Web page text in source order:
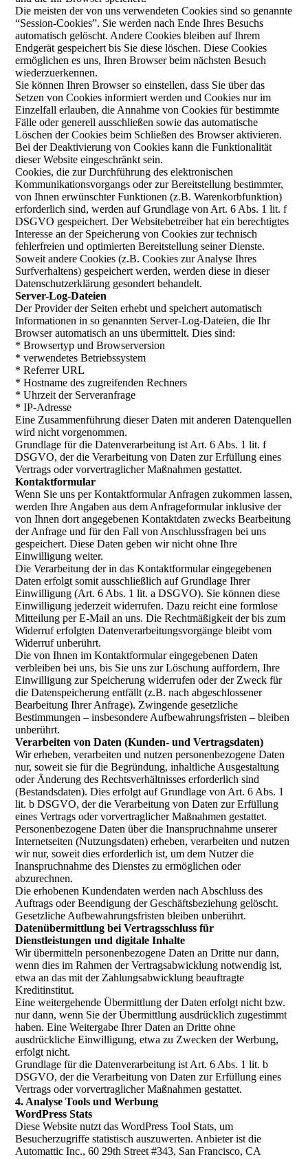
Die meisten der von uns verwendeten Cookies sind so genannte
“Session-Cookies”. Sie werden nach Ende Ihres Besuchs
automatisch gelöscht. Andere Cookies bleiben auf Ihrem
Endgerät gespeichert bis Sie diese löschen. Diese Cookies
ermöglichen es uns, Ihren Browser beim nächsten Besuch
wiederzuerkennen.
Sie können Ihren Browser so einstellen, dass Sie über das
Setzen von Cookies informiert werden und Cookies nur im
Einzelfall erlauben, die Annahme von Cookies für bestimmte
Fälle oder generell ausschließen sowie das automatische
Löschen der Cookies beim Schließen des Browser aktivieren.
Bei der Deaktivierung von Cookies kann die Funktionalität
dieser Website eingeschränkt sein.
Cookies, die zur Durchführung des elektronischen
Kommunikationsvorgangs oder zur Bereitstellung bestimmter,
von Ihnen erwünschter Funktionen (z.B. Warenkorbfunktion)
erforderlich sind, werden auf Grundlage von Art. 6 Abs. 1 lit. f
DSGVO gespeichert. Der Websitebetreiber hat ein berechtigtes
Interesse an der Speicherung von Cookies zur technisch
fehlerfreien und optimierten Bereitstellung seiner Dienste.
Soweit andere Cookies (z.B. Cookies zur Analyse Ihres
Surfverhaltens) gespeichert werden, werden diese in dieser
Datenschutzerklärung gesondert behandelt.
Server-Log-Dateien
Der Provider der Seiten erhebt und speichert automatisch
Informationen in so genannten Server-Log-Dateien, die Ihr
Browser automatisch an uns übermittelt. Dies sind:
* Browsertyp und Browserversion
* verwendetes Betriebssystem
* Referrer URL
* Hostname des zugreifenden Rechners
* Uhrzeit der Serveranfrage
* IP-Adresse
Eine Zusammenführung dieser Daten mit anderen Datenquellen
wird nicht vorgenommen.
Grundlage für die Datenverarbeitung ist Art. 6 Abs. 1 lit. f
DSGVO, der die Verarbeitung von Daten zur Erfüllung eines
Vertrags oder vorvertraglicher Maßnahmen gestattet.
Kontaktformular
Wenn Sie uns per Kontaktformular Anfragen zukommen lassen,
werden Ihre Angaben aus dem Anfrageformular inklusive der
von Ihnen dort angegebenen Kontaktdaten zwecks Bearbeitung
der Anfrage und für den Fall von Anschlussfragen bei uns
gespeichert. Diese Daten geben wir nicht ohne Ihre
Einwilligung weiter.
Die Verarbeitung der in das Kontaktformular eingegebenen
Daten erfolgt somit ausschließlich auf Grundlage Ihrer
Einwilligung (Art. 6 Abs. 1 lit. a DSGVO). Sie können diese
Einwilligung jederzeit widerrufen. Dazu reicht eine formlose
Mitteilung per E-Mail an uns. Die Rechtmäßigkeit der bis zum
Widerruf erfolgten Datenverarbeitungsvorgänge bleibt vom
Widerruf unberührt.
Die von Ihnen im Kontaktformular eingegebenen Daten
verbleiben bei uns, bis Sie uns zur Löschung auffordern, Ihre
Einwilligung zur Speicherung widerrufen oder der Zweck für
die Datenspeicherung entfällt (z.B. nach abgeschlossener
Bearbeitung Ihrer Anfrage). Zwingende gesetzliche
Bestimmungen – insbesondere Aufbewahrungsfristen – bleiben
unberührt.
Verarbeiten von Daten (Kunden- und Vertragsdaten)
Wir erheben, verarbeiten und nutzen personenbezogene Daten
nur, soweit sie für die Begründung, inhaltliche Ausgestaltung
oder Änderung des Rechtsverhältnisses erforderlich sind
(Bestandsdaten). Dies erfolgt auf Grundlage von Art. 6 Abs. 1
lit. b DSGVO, der die Verarbeitung von Daten zur Erfüllung
eines Vertrags oder vorvertraglicher Maßnahmen gestattet.
Personenbezogene Daten über die Inanspruchnahme unserer
Internetseiten (Nutzungsdaten) erheben, verarbeiten und nutzen
wir nur, soweit dies erforderlich ist, um dem Nutzer die
Inanspruchnahme des Dienstes zu ermöglichen oder
abzurechnen.
Die erhobenen Kundendaten werden nach Abschluss des
Auftrags oder Beendigung der Geschäftsbeziehung gelöscht.
Gesetzliche Aufbewahrungsfristen bleiben unberührt.
Datenübermittlung bei Vertragsschluss für
Dienstleistungen und digitale Inhalte
Wir übermitteln personenbezogene Daten an Dritte nur dann,
wenn dies im Rahmen der Vertragsabwicklung notwendig ist,
etwa an das mit der Zahlungsabwicklung beauftragte
Kreditinstitut.
Eine weitergehende Übermittlung der Daten erfolgt nicht bzw.
nur dann, wenn Sie der Übermittlung ausdrücklich zugestimmt
haben. Eine Weitergabe Ihrer Daten an Dritte ohne
ausdrückliche Einwilligung, etwa zu Zwecken der Werbung,
erfolgt nicht.
Grundlage für die Datenverarbeitung ist Art. 6 Abs. 1 lit. b
DSGVO, der die Verarbeitung von Daten zur Erfüllung eines
Vertrags oder vorvertraglicher Maßnahmen gestattet.
4. Analyse Tools und Werbung
WordPress Stats
Diese Website nutzt das WordPress Tool Stats, um
Besucherzugriffe statistisch auszuwerten. Anbieter ist die
Automattic Inc., 60 29th Street #343, San Francisco, CA